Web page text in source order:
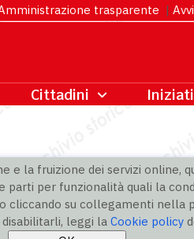
e la fruizione dei servizi online,
per funzionalità quali la
cliccando su collegamenti nella
leggi la Cookie policy
trasparente |